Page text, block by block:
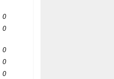
0
0
0
0
0